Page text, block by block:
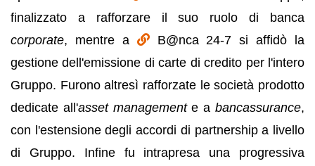
finalizzato a rafforzare il suo ruolo di banca
corporate, mentre a
B@nca 24-7 si affidò la
gestione dell'emissione di carte di credito per l'intero
Gruppo. Furono altresì rafforzate le società prodotto
dedicate all'asset managemente abancassurance,
con l'estensione degli accordi di partnership a livello
di Gruppo. Infine fu intrapresa una progressiva